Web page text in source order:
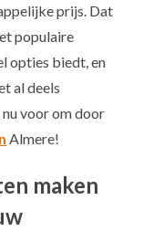
prijs. Dat
populaire
opties biedt, en
al deels
voor om door
Almere!
maken